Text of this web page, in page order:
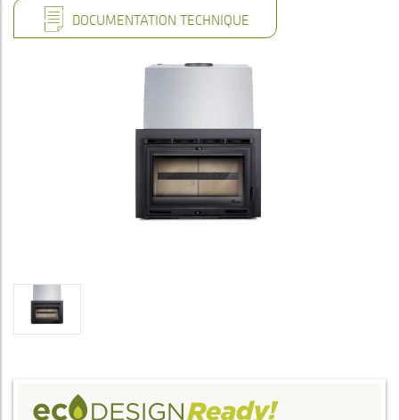
DOCUMENTATION TECHNIQUE